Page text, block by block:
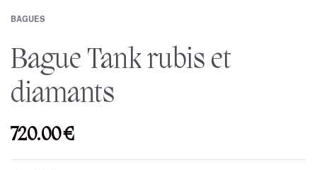
BAGUES
Bague Tank rubis et
diamants
720.00€